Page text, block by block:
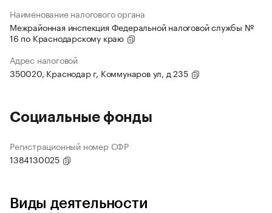
Наименование налогового органа
Межрайонная инспекция Федеральной налоговой службы №
16 по Краснодарскому краю
Адрес налоговой
350020, Краснодар г, Коммунаров ул, д 235
Социальные фонды
Регистрационный номер СФР
1384130025
Виды деятельности